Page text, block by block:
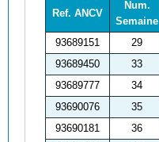
Ref. ANCV
Num.
Semaine
93689151
29
93689450
33
93689777
34
93690076
35
93690181
36